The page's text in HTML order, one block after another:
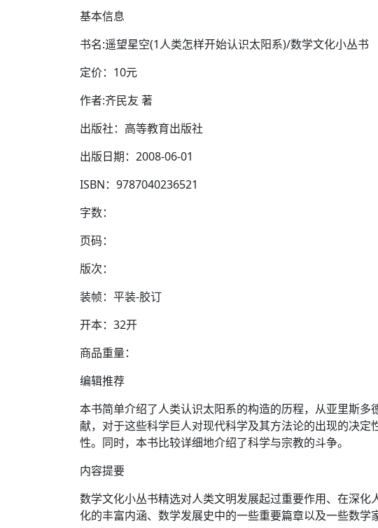
基本信息
书名:遥望星空(1人类怎样开始认识太阳系)/数学文化小丛书
定价：10元
作者:齐民友 著
出版社：高等教育出版社
出版日期：2008-06-01
ISBN：9787040236521
字数：
页码：
版次：
装帧：平装-胶订
开本：32开
商品重量：
编辑推荐
本书简单介绍了人类认识太阳系的构造的历程，从亚里斯
献，对于这些科学巨人对现代科学及其方法论的出现的决
性。同时，本书比较详细地介绍了科学与宗教的斗争。
内容提要
数学文化小丛书精选对人类文明发展起过重要作用、在深
化的丰富内涵、数学发展史中的一些重要篇章以及一些数学